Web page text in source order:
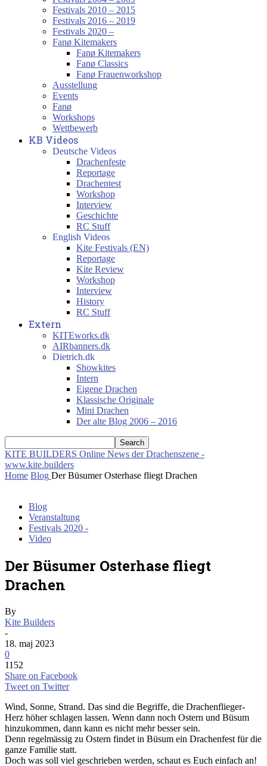
Festivals 2010 – 2015
Festivals 2016 – 2019
Festivals 2020 –
Fanø Kitemakers
Fanø Kitemakers
Fanø Classics
Fanø Frauenworkshop
Ausstellung
Events
Fanø
Workshops
Wettbewerb
KB Videos
Deutsche Videos
Drachenfeste
Reportage
Drachentest
Workshop
Interview
Geschichte
RC Stuff
English Videos
Kite Festivals (EN)
Reportage
Kite Review
Workshop
Interview
History
RC Stuff
Extern
KITEworks.dk
AIRbanners.dk
Dietrich.dk
Showkites
Intern
Eigene Drachen
Klassische Originale
Mini Drachen
Der alte Blog 2006 – 2016
KITE BUILDERS Online News der Drachenszene -
www.kite.builders
Home Blog Der Büsumer Osterhase fliegt Drachen
Blog
Veranstaltung
Festivals 2020 -
Video
Der Büsumer Osterhase fliegt
Drachen
By
Kite Builders
-
18. maj 2023
0
1152
Share on Facebook
Tweet on Twitter
Wind, Sonne, Strand. Das sind die Begriffe, die Drachenflieger-
Herz höher schlagen lassen. Wenn dann noch Ostern und Büsum
hinzukommen, dann kann es nicht mehr besser sein.
Denn regelmässig zu Ostern findet in Büsum ein Drachenfest für die
ganze Familie statt.
Doch was soll viel geschrieben werden, schaut es Euch einfach an!